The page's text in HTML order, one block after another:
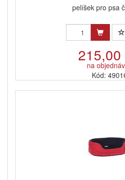
pelíšek pro psa
215,00
na
Kód: